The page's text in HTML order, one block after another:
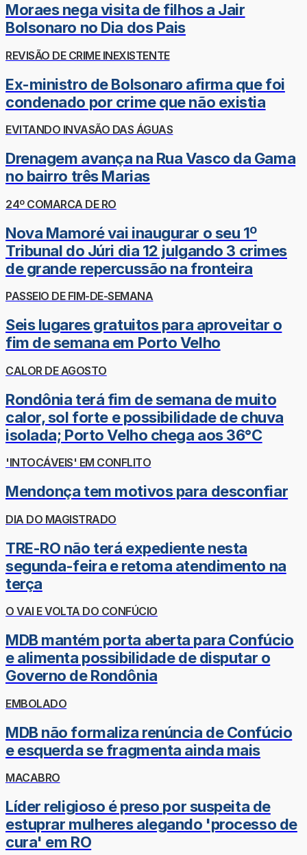
Moraes nega visita de filhos a Jair
Bolsonaro no Dia dos Pais
REVISÃO DE CRIME INEXISTENTE
Ex-ministro de Bolsonaro afirma que foi
condenado por crime que não existia
EVITANDO INVASÃO DAS ÁGUAS
Drenagem avança na Rua Vasco da Gama
no bairro três Marias
24º COMARCA DE RO
Nova Mamoré vai inaugurar o seu 1º
Tribunal do Júri dia 12 julgando 3 crimes
de grande repercussão na fronteira
PASSEIO DE FIM-DE-SEMANA
Seis lugares gratuitos para aproveitar o
fim de semana em Porto Velho
CALOR DE AGOSTO
Rondônia terá fim de semana de muito
calor, sol forte e possibilidade de chuva
isolada; Porto Velho chega aos 36°C
'INTOCÁVEIS' EM CONFLITO
Mendonça tem motivos para desconfiar
DIA DO MAGISTRADO
TRE-RO não terá expediente nesta
segunda-feira e retoma atendimento na
terça
O VAI E VOLTA DO CONFÚCIO
MDB mantém porta aberta para Confúcio
e alimenta possibilidade de disputar o
Governo de Rondônia
EMBOLADO
MDB não formaliza renúncia de Confúcio
e esquerda se fragmenta ainda mais
MACABRO
Líder religioso é preso por suspeita de
estuprar mulheres alegando 'processo de
cura' em RO